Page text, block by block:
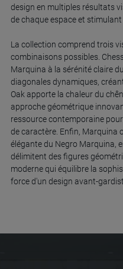
design en multiples résultats
de chaque espace et
La collection comprend trois
combinaisons possibles.
Marquina à la sérénité claire
diagonales dynamiques,
Oak apporte la chaleur du
approche géométrique
ressource contemporaine
de caractère. Enfin, Marquina
élégante du Negro Marquina,
délimitent des figures
moderne qui équilibre la
force d'un design avant-